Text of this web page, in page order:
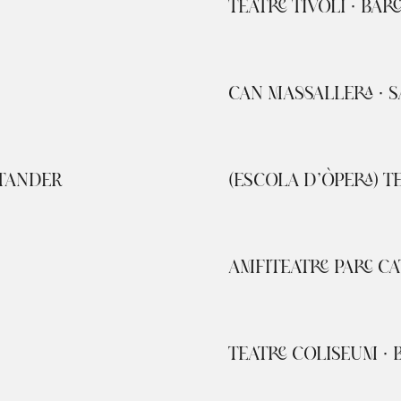
TEATRE TÍVOLI ·
CAN MASSALLERA ·
(ESCOLA D’ÒPERA)
AMFITEATRE PARC
TEATRE COLISEUM ·